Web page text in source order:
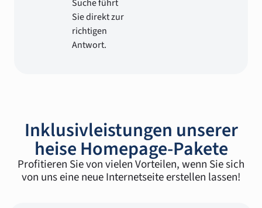
Suche führt
Sie direkt zur
richtigen
Antwort.
Inklusivleistungen unserer
heise Homepage-Pakete
Profitieren Sie von vielen Vorteilen, wenn Sie sich
von uns eine neue Internetseite erstellen lassen!